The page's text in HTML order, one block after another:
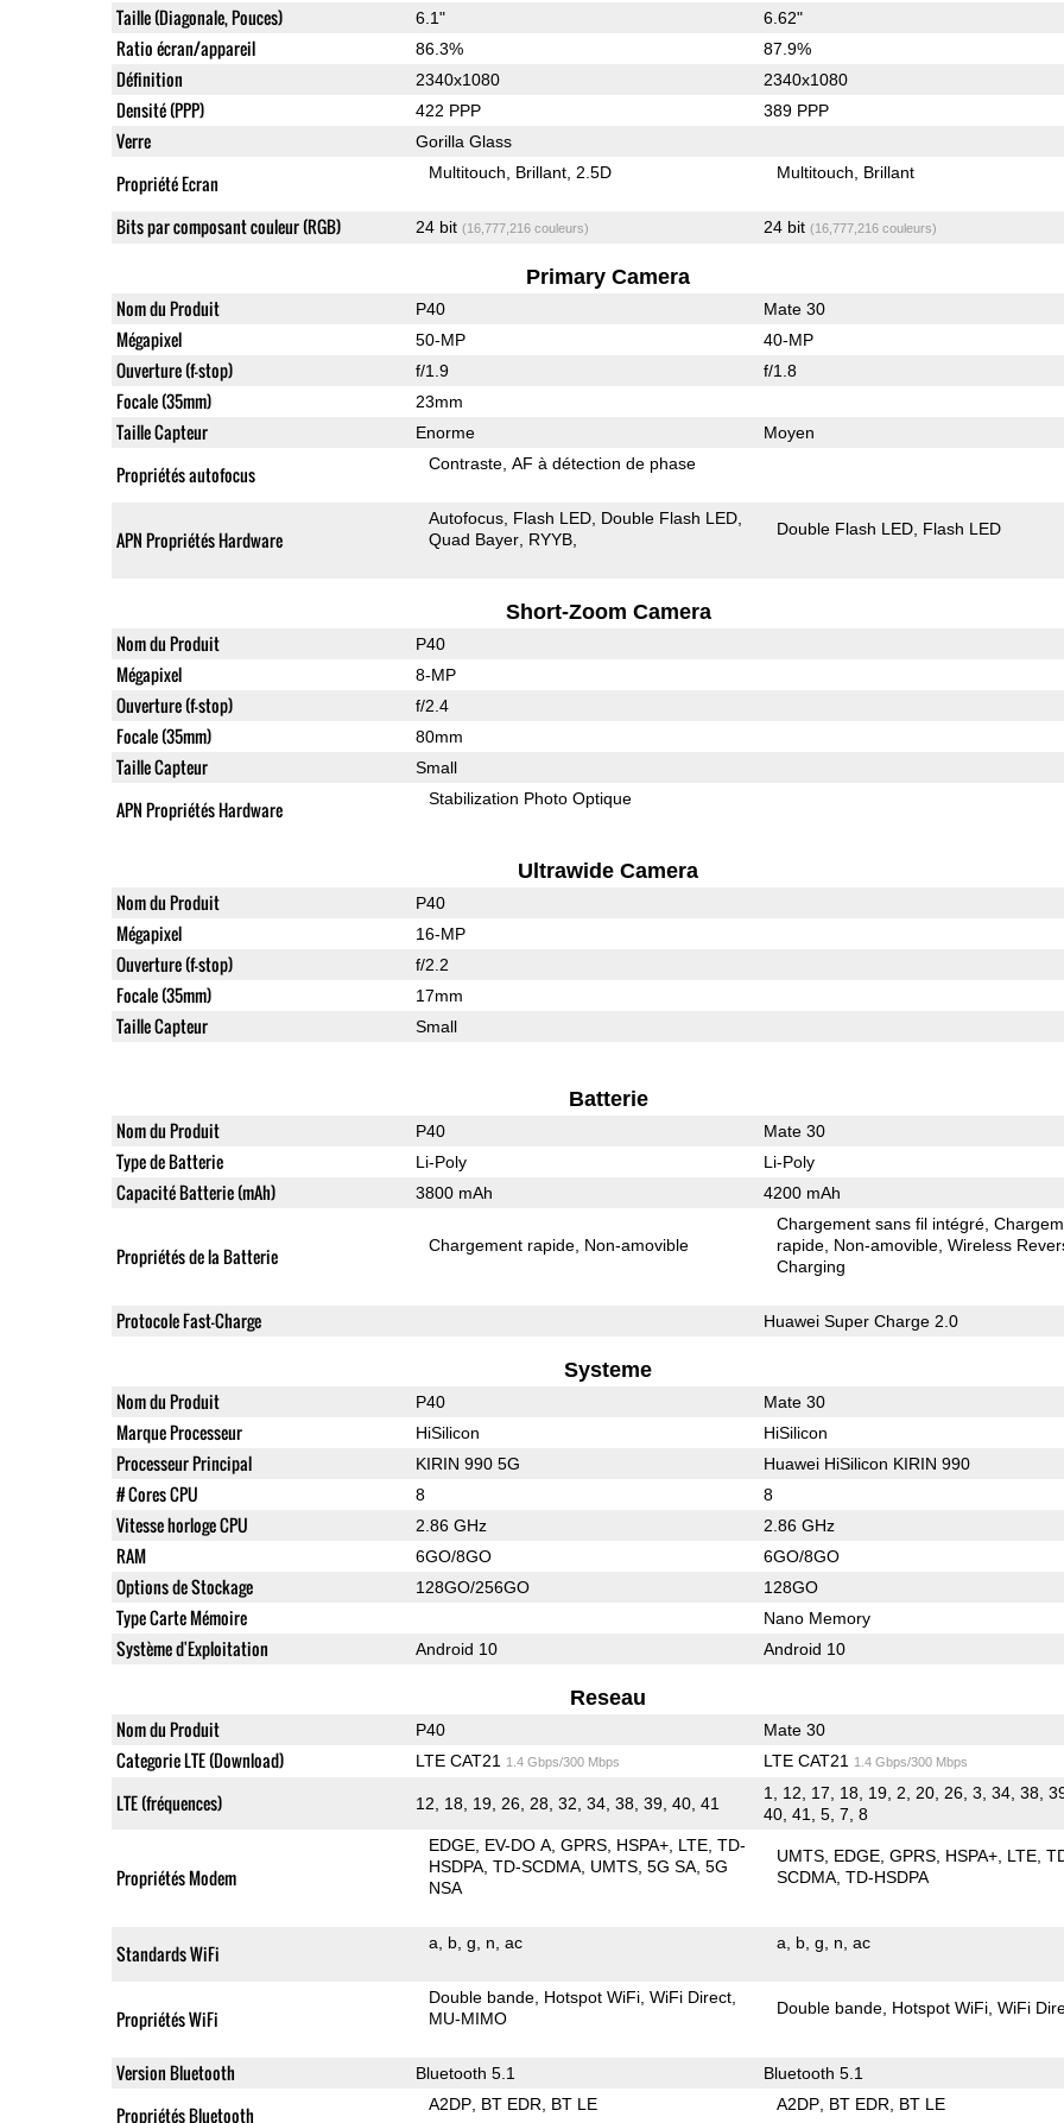
Taille (Diagonale, Pouces) 6.1" 6.62"
Ratio écran/appareil 86.3% 87.9%
Définition 2340x1080 2340x1080
Densité (PPP) 422 PPP 389 PPP
Verre Gorilla Glass
Propriété Ecran Multitouch Brillant 2.5D Multitouch Brillant
Bits par composant couleur (RGB) 24 bit (16,777,216 couleurs) 24 bit (16,777,216 couleurs)
Primary Camera
Nom du Produit P40 Mate 30
Mégapixel 50-MP 40-MP
Ouverture (f-stop) f/1.9 f/1.8
Focale (35mm) 23mm
Taille Capteur Enorme Moyen
Propriétés autofocus Contraste AF à détection de phase
APN Propriétés Hardware
Autofocus Flash LED Double Flash LED
Quad Bayer RYYB
Double Flash LED Flash LED
Short-Zoom Camera
Nom du Produit P40
Mégapixel 8-MP
Ouverture (f-stop) f/2.4
Focale (35mm) 80mm
Taille Capteur Small
APN Propriétés Hardware Stabilization Photo Optique
Ultrawide Camera
Nom du Produit P40
Mégapixel 16-MP
Ouverture (f-stop) f/2.2
Focale (35mm) 17mm
Taille Capteur Small
Batterie
Nom du Produit P40 Mate 30
Type de Batterie Li-Poly Li-Poly
Capacité Batterie (mAh) 3800 mAh 4200 mAh
Propriétés de la Batterie Chargement rapide Non-amovible
Chargement sans fil intégré
rapide Non-amovible Wireless
Charging
Protocole Fast-Charge Huawei Super Charge 2.0
Systeme
Nom du Produit P40 Mate 30
Marque Processeur HiSilicon HiSilicon
Processeur Principal KIRIN 990 5G Huawei HiSilicon KIRIN 990
# Cores CPU 8 8
Vitesse horloge CPU 2.86 GHz 2.86 GHz
RAM 6GO/8GO 6GO/8GO
Options de Stockage 128GO/256GO 128GO
Type Carte Mémoire Nano Memory
Système d'Exploitation Android 10 Android 10
Reseau
Nom du Produit P40 Mate 30
Categorie LTE (Download) LTE CAT21 1.4 Gbps/300 Mbps LTE CAT21 1.4 Gbps/300 Mbps
LTE (fréquences) 12, 18, 19, 26, 28, 32, 34, 38, 39, 40, 41
1, 12, 17, 18, 19, 2, 20, 26, 3, 34, 38,
40, 41, 5, 7, 8
Propriétés Modem
EDGE EV-DO A GPRS HSPA+ LTE TD-
HSDPA TD-SCDMA UMTS 5G SA 5G
NSA
UMTS EDGE GPRS HSPA+ LTE
SCDMA TD-HSDPA
Standards WiFi a b g n ac a b g n ac
Propriétés WiFi
Double bande Hotspot WiFi WiFi Direct
MU-MIMO
Double bande Hotspot WiFi WiFi
Version Bluetooth Bluetooth 5.1 Bluetooth 5.1
Propriétés Bluetooth A2DP BT EDR BT LE A2DP BT EDR BT LE